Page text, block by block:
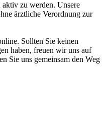
zu werden. Unsere
ärztliche Verordnung zur
Sollten Sie keinen
haben, freuen wir uns auf
Sie uns gemeinsam den Weg